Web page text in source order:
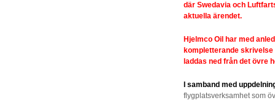
där Swedavia och
aktuella ärendet.
Hjelmco Oil har med
kompletterande
laddas ned från det övre
I samband med
flygplatsverksamhet som